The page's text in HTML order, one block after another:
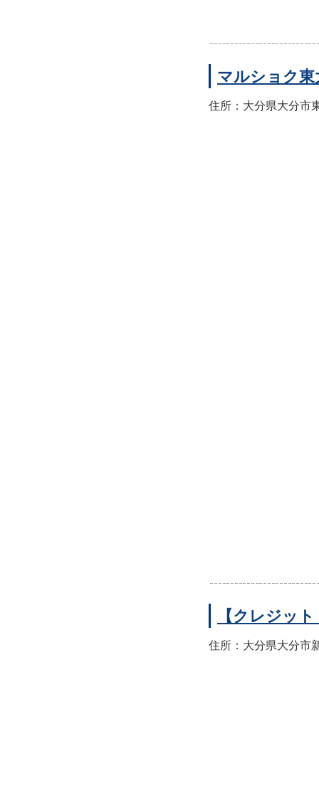
マルショク東
住所：大分県大分市
【クレジッ
住所：大分県大分市